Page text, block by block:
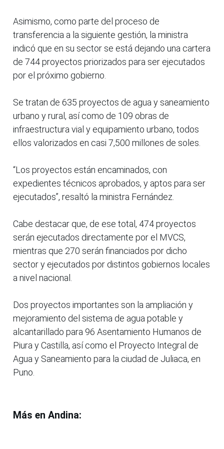
Asimismo, como parte del proceso de
transferencia a la siguiente gestión, la ministra
indicó que en su sector se está dejando una cartera
de 744 proyectos priorizados para ser ejecutados
por el próximo gobierno.
Se tratan de 635 proyectos de agua y saneamiento
urbano y rural, así como de 109 obras de
infraestructura vial y equipamiento urbano, todos
ellos valorizados en casi 7,500 millones de soles.
“Los proyectos están encaminados, con
expedientes técnicos aprobados, y aptos para ser
ejecutados”, resaltó la ministra Fernández.
Cabe destacar que, de ese total, 474 proyectos
serán ejecutados directamente por el MVCS,
mientras que 270 serán financiados por dicho
sector y ejecutados por distintos gobiernos locales
a nivel nacional.
Dos proyectos importantes son la ampliación y
mejoramiento del sistema de agua potable y
alcantarillado para 96 Asentamiento Humanos de
Piura y Castilla, así como el Proyecto Integral de
Agua y Saneamiento para la ciudad de Juliaca, en
Puno.
Más en Andina: